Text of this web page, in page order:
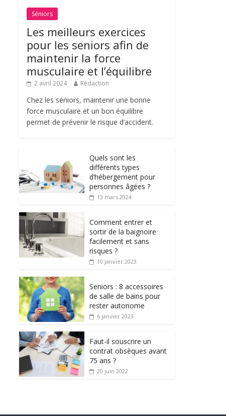
Séniors
Les meilleurs exercices
pour les seniors afin de
maintenir la force
musculaire et l’équilibre
2 avril 2024 Rédaction
Chez les séniors, maintenir une bonne
force musculaire et un bon équilibre
permet de prévenir le risque d’accident.
Quels sont les
différents types
d’hébergement pour
personnes âgées ?
13 mars 2024
Comment entrer et
sortir de la baignoire
facilement et sans
risques ?
10 janvier 2023
Seniors : 8 accessoires
de salle de bains pour
rester autonome
6 janvier 2023
Faut-il souscrire un
contrat obsèques avant
75 ans ?
20 juin 2022